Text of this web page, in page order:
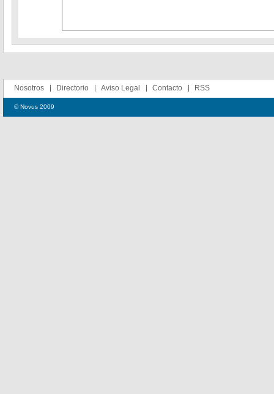
Nosotros Directorio Aviso Legal Contacto RSS
© Novus 2009